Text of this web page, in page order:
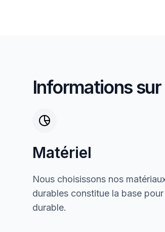
Informations
Matériel
Nous choisissons nos
durables constitue la base
durable.